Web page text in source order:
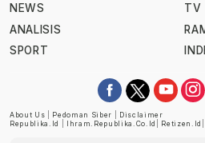
NEWS
ANALISIS
SPORT
TV
About Us Pedoman Siber
Disclaimer
Republika.id
Ihram.republika.co.id Retizen.id